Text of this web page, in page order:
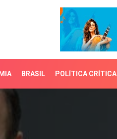
BRASIL POLÍTICA CRÍTICA
SP